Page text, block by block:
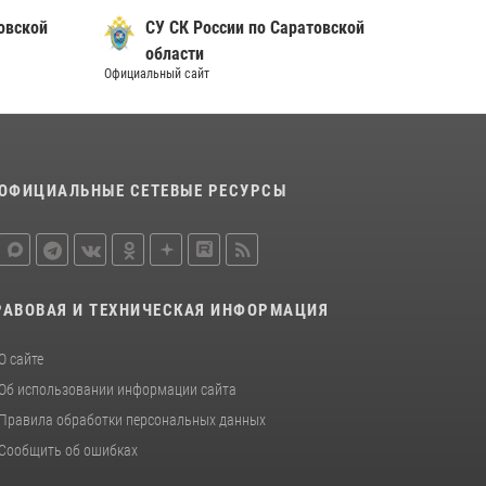
СУ СК России по Саратовской
области
Официальный сайт
СЕТЕВЫЕ РЕСУРСЫ
И ТЕХНИЧЕСКАЯ ИНФОРМАЦИЯ
О сайте
Об использовании информации сайта
Правила обработки персональных данных
Сообщить об ошибках